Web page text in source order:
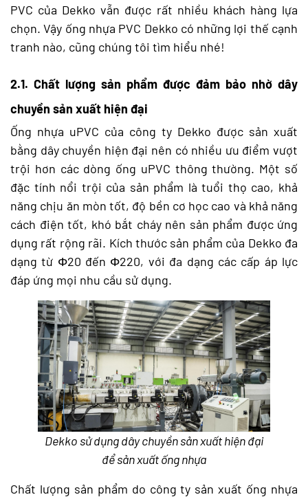
PVC của Dekko vẫn được rất nhiều khách hàng lựa
chọn. Vậy ống nhựa PVC Dekko có những lợi thế cạnh
tranh nào, cũng chúng tôi tìm hiểu nhé!
2.1. Chất lượng sản phẩm được đảm bảo nhờ dây
chuyền sản xuất hiện đại
Ống nhựa uPVC của công ty Dekko được sản xuất
bằng dây chuyền hiện đại nên có nhiều ưu điểm vượt
trội hơn các dòng ống uPVC thông thường. Một số
đặc tính nổi trội của sản phẩm là tuổi thọ cao, khả
năng chịu ăn mòn tốt, độ bền cơ học cao và khả năng
cách điện tốt, khó bắt cháy nên sản phẩm được ứng
dụng rất rộng rãi. Kích thước sản phẩm của Dekko đa
dạng từ Φ20 đến Φ220, với đa dạng các cấp áp lực
đáp ứng mọi nhu cầu sử dụng.
Dekko sử dụng dây chuyền sản xuất hiện đại
để sản xuất ống nhựa
Chất lượng sản phẩm do công ty sản xuất ống nhựa